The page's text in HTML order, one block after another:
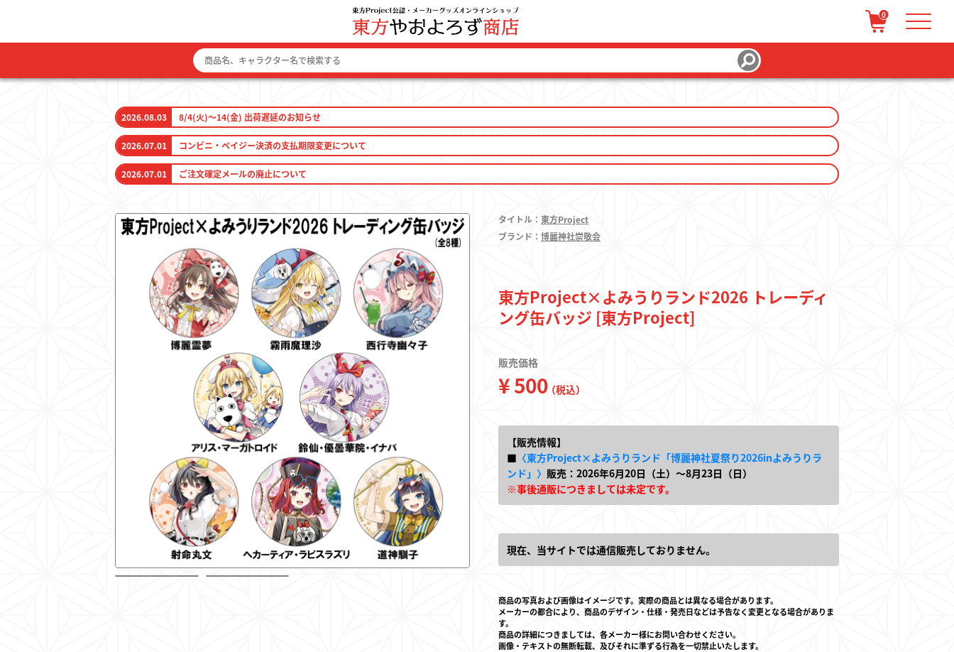
0
ログイン / 会員登録 カートを見る
ファッション
生活雑貨
トレーディングカード
フィギュア
ご利用案内
2026.08.03 8/4(火)～14(金) 出荷遅延のお知らせ
2026.07.01 コンビニ・ペイジー決済の支払期限変更について
2026.07.01 ご注文確定メールの廃止について
タイトル： 東方Project
ブランド： 博麗神社崇敬会
東方Project×よみうりランド2026 トレーディ
ング缶バッジ [東方Project]
販売価格
¥ 500（税込）
【販売情報】
■ 〈東方Project×よみうりランド「博麗神社夏祭り2026inよみうりラ
ンド」〉 販売：2026年6月20日（土）～8月23日（日）
※事後通販につきましては未定です。
現在、当サイトでは通信販売しておりません。
商品の写真および画像はイメージです。実際の商品とは異なる場合があります。
メーカーの都合により、商品のデザイン・仕様・発売日などは予告なく変更となる場合がありま
す。
商品の詳細につきましては、各メーカー様にお問い合わせください。
画像・テキストの無断転載、及びそれに準ずる行為を一切禁止いたします。